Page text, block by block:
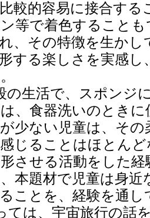
較的容易に接合する
等で着色すること
、その特徴を生かし
する楽しさを実感し
の生活で、スポンジ
、食器洗いのとき
少ない児童は、そ
じることはほとん
させる活動をした
本題材で児童は身近
ことを、経験を通
ては、宇宙旅行の話